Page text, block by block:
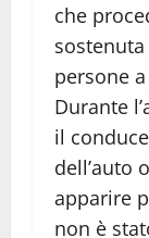
che
persone
Durante
il
dell’auto
apparire
non è